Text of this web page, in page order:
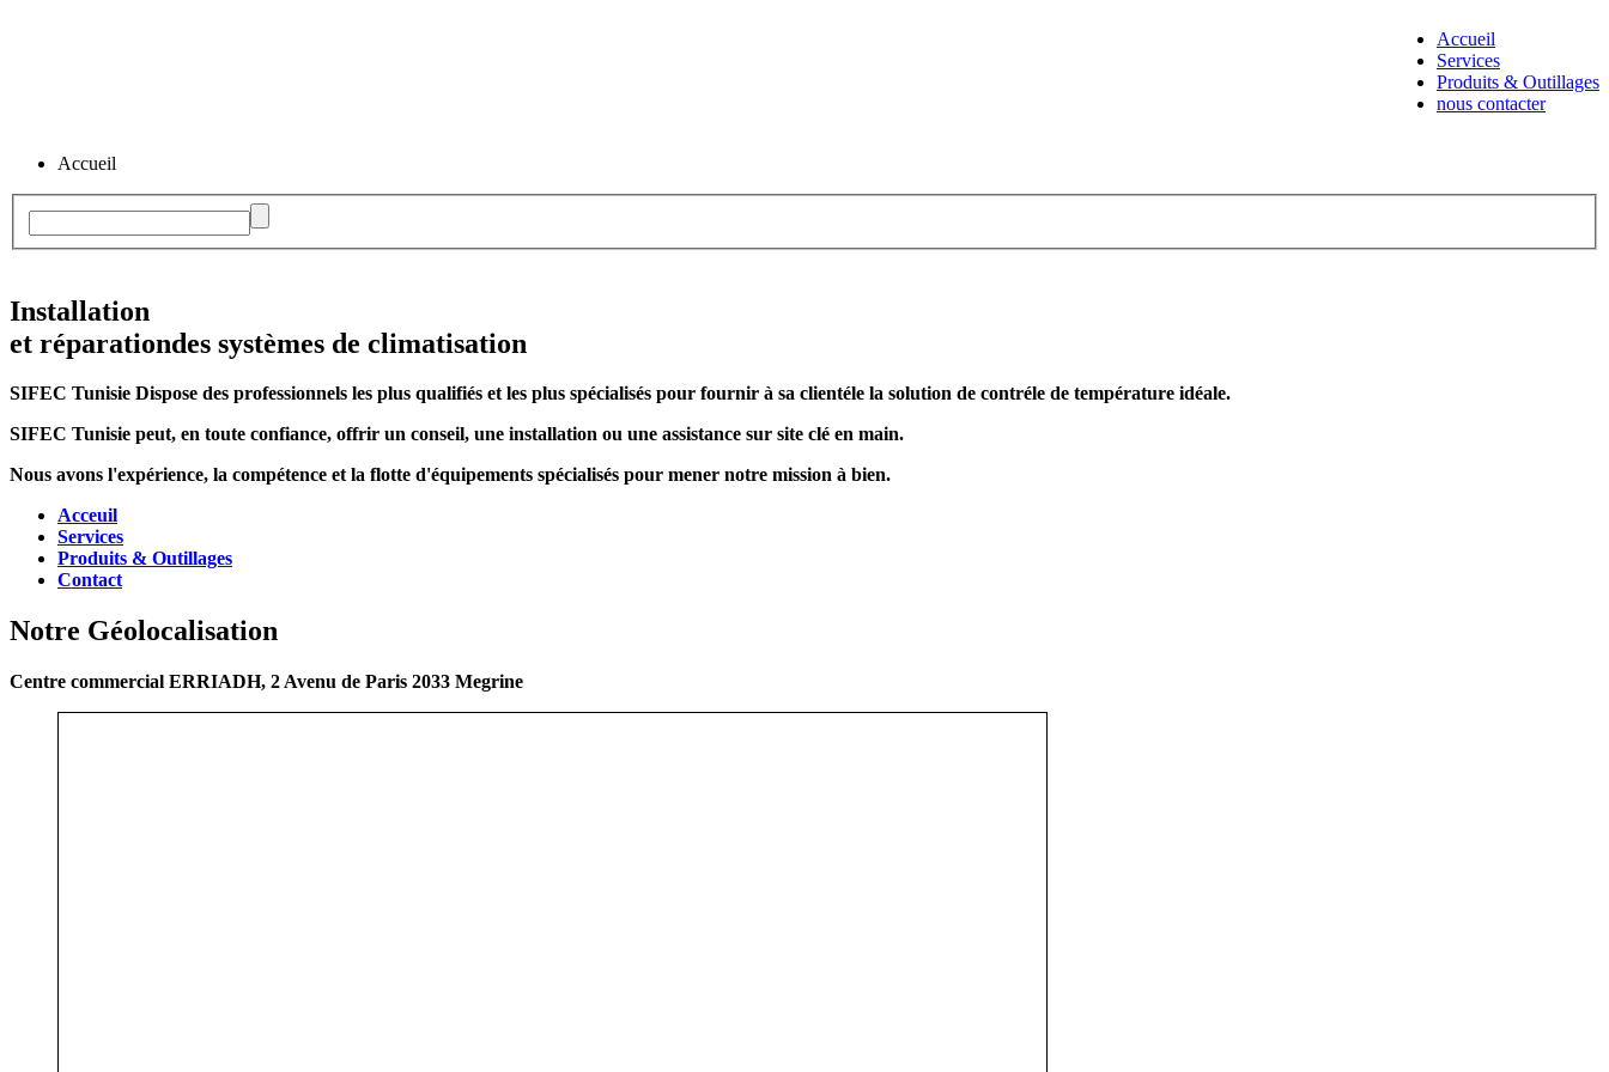
Accueil
Services
Produits & Outillages
nous contacter
Accueil
Installation
et réparationdes systèmes de climatisation
SIFEC Tunisie Dispose des professionnels les plus qualifiés et les plus spécialisés pour fournir à sa clientéle la solution de contréle de température idéale.
SIFEC Tunisie peut, en toute confiance, offrir un conseil, une installation ou une assistance sur site clé en main.
Nous avons l'expérience, la compétence et la flotte d'équipements spécialisés pour mener notre mission à bien.
Acceuil
Services
Produits & Outillages
Contact
Notre Géolocalisation
Centre commercial ERRIADH, 2 Avenu de Paris 2033 Megrine